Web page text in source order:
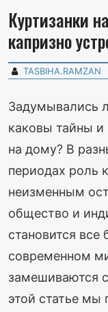
Куртизанки
капризно
TASBIHA.RAMZAN
Задумывались
каковы тайны
на дому? В
периодах роль
неизменным
общество и
становится
современном
замешиваются
этой статье мы